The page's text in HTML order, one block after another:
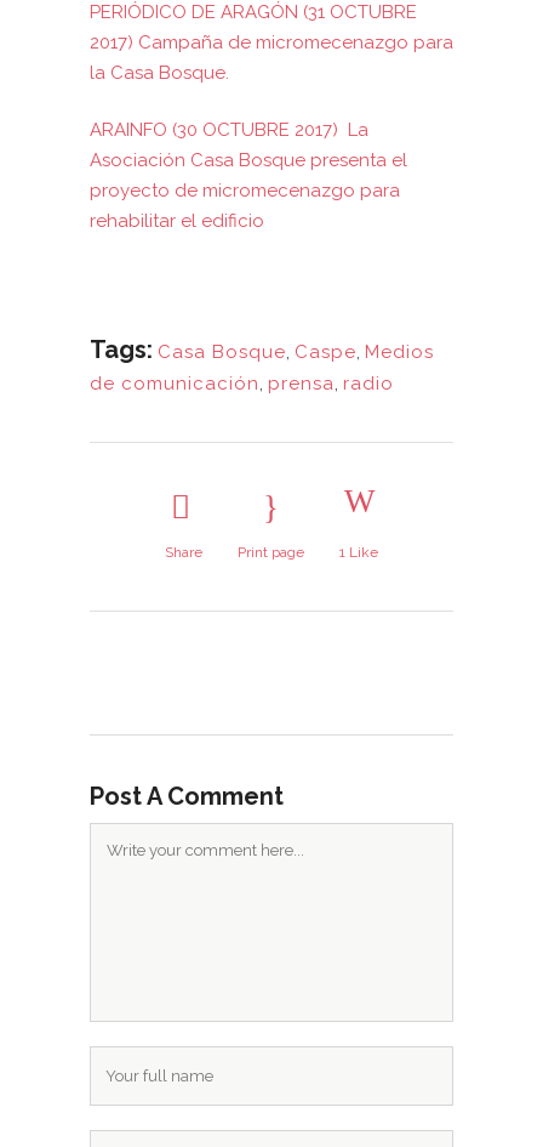
PERIÓDICO DE ARAGÓN (31 OCTUBRE
2017) Campaña de micromecenazgo para
la Casa Bosque.
ARAINFO (30 OCTUBRE 2017) La
Asociación Casa Bosque presenta el
proyecto de micromecenazgo para
rehabilitar el edificio
Tags: Casa Bosque, Caspe, Medios
de comunicación, prensa, radio
Share Print page 1 Like
Post A Comment